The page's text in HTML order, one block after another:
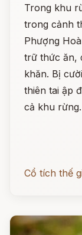
Trong khu
trong cảnh
Phượng
trữ thức ăn,
khăn. Bị
thiên tai ập
cả khu rừng.
Cổ tích thế